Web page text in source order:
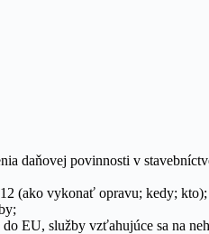
daňovej povinnosti v
(ako vykonať opravu; kedy; kto);
EU, služby vzťahujúce sa na